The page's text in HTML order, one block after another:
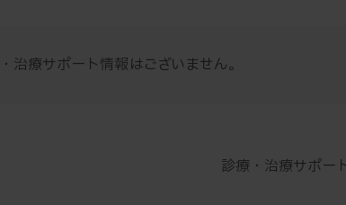
治療サポート情報はございません。
診療・治療サポー